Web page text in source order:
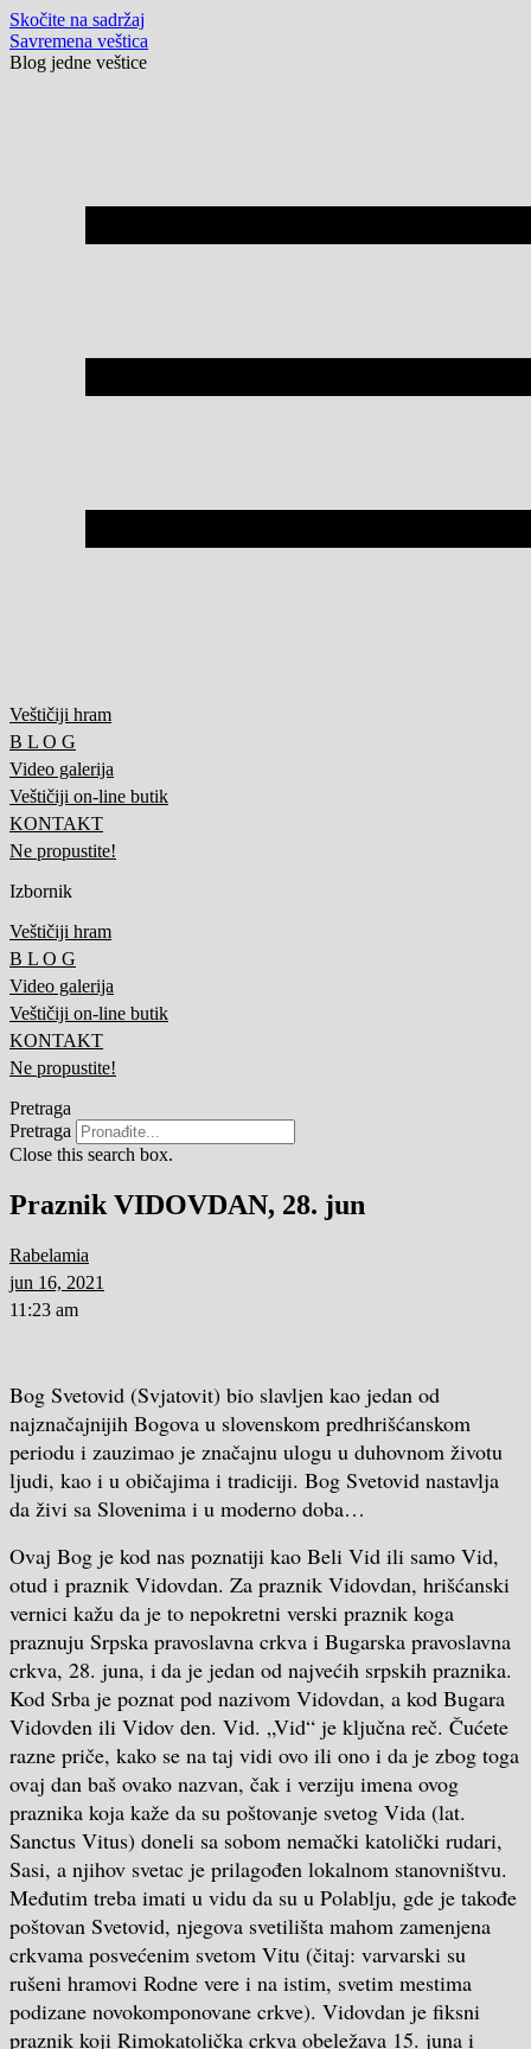
Skočite na sadržaj
Savremena veštica
Blog jedne veštice
Veštičiji hram
B L O G
Video galerija
Veštičiji on-line butik
KONTAKT
Ne propustite!
Izbornik
Veštičiji hram
B L O G
Video galerija
Veštičiji on-line butik
KONTAKT
Ne propustite!
Pretraga
Pretraga
Close this search box.
Praznik VIDOVDAN, 28. jun
Rabelamia
jun 16, 2021
11:23 am
Bog Svetovid (Svjatovit) bio slavljen kao jedan od
najznačajnijih Bogova u slovenskom predhrišćanskom
periodu i zauzimao je značajnu ulogu u duhovnom životu
ljudi, kao i u običajima i tradiciji. Bog Svetovid nastavlja
da živi sa Slovenima i u moderno doba…
Ovaj Bog je kod nas poznatiji kao Beli Vid ili samo Vid,
otud i praznik Vidovdan. Za praznik Vidovdan, hrišćanski
vernici kažu da je to nepokretni verski praznik koga
praznuju Srpska pravoslavna crkva i Bugarska pravoslavna
crkva, 28. juna, ida je jedan od najvećih srpskih praznika.
Kod Srba je poznat pod nazivom Vidovdan, a kod Bugara
Vidovden ili Vidov den. Vid. „Vid“ je ključna reč. Čućete
razne priče, kako se na taj vidi ovo ili ono i da je zbog toga
ovaj dan baš ovako nazvan, čak i verziju imena ovog
praznika koja kaže da su poštovanje svetog Vida (lat.
Sanctus Vitus) doneli sa sobom nemački katolički rudari,
Sasi, a njihov svetac je prilagođen lokalnom stanovništvu.
Međutim treba imati u vidu da su u Polablju, gde je takođe
poštovan Svetovid, njegova svetilišta mahom zamenjena
crkvama posvećenim svetom Vitu (čitaj: varvarski su
rušeni hramovi Rodne vere i na istim, svetim mestima
podizane novokomponovane crkve). Vidovdan je fiksni
praznik koji Rimokatolička crkva obeležava 15. juna i